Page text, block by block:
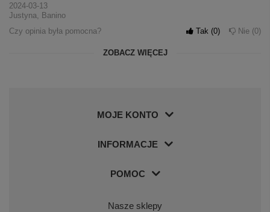
2024-03-13
Justyna, Banino
Czy opinia była pomocna?
Tak 0 Nie 0
ZOBACZ WIĘCEJ
MOJE KONTO
INFORMACJE
POMOC
Nasze sklepy